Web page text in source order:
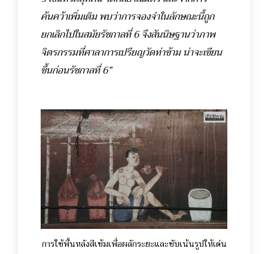
ค้นคว้าเพิ่มเติม พบว่าการจองจำในลักษณะนี้ถูก
ยกเลิกไปในสมัยรัชกาลที่ 6 จึงสันนิษฐานว่าภาพ
จิตรกรรมที่ศาลาการเปรียญวัดท่าข้าม น่าจะเขียน
ขึ้นก่อนรัชกาลที่ 6”
การใช้พื้นหลังสีเข้มเพื่อผลักระยะและขับเน้นรูปให้เด่น